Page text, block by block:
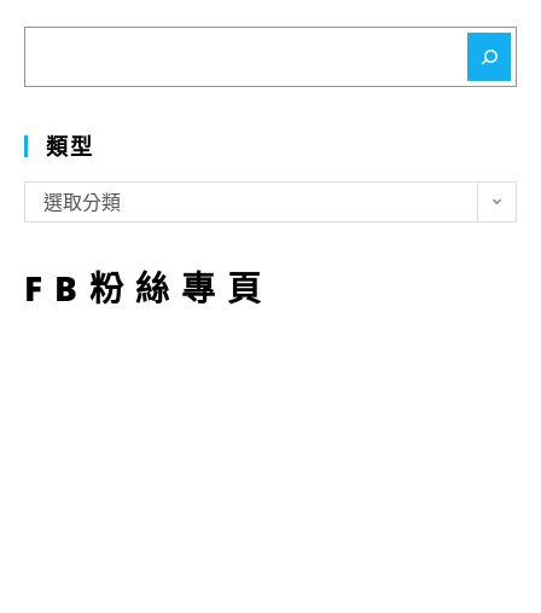
類型
型
選取分類
FB粉絲專頁